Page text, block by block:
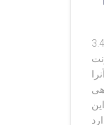
سه راهی یو اس بی با جریان 3.4